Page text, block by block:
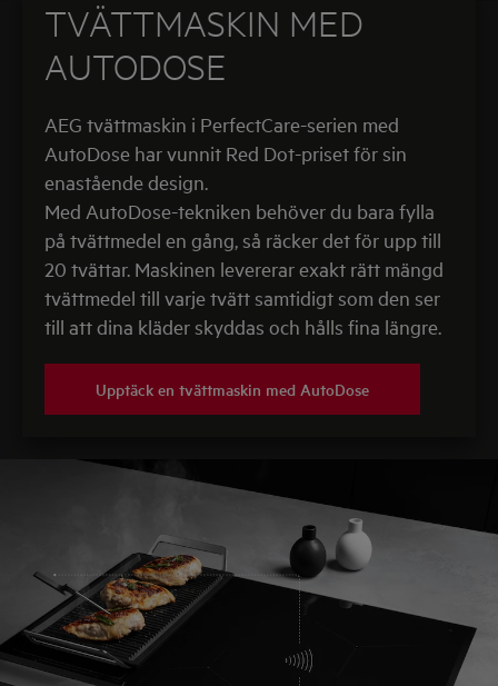
TVÄTTMASKIN MED
AUTODOSE
AEG tvättmaskin i PerfectCare-serien med
AutoDose har vunnit Red Dot-priset för sin
enastående design.
Med AutoDose-tekniken behöver du bara fylla
på tvättmedel en gång, så räcker det för upp till
20 tvättar. Maskinen levererar exakt rätt mängd
tvättmedel till varje tvätt samtidigt som den ser
till att dina kläder skyddas och hålls fina längre.
Upptäck en tvättmaskin med AutoDose